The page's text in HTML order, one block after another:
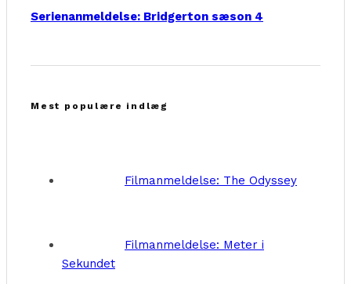
Serienanmeldelse: Bridgerton sæson 4
Mest populære indlæg
Filmanmeldelse: The Odyssey
Filmanmeldelse: Meter i
Sekundet